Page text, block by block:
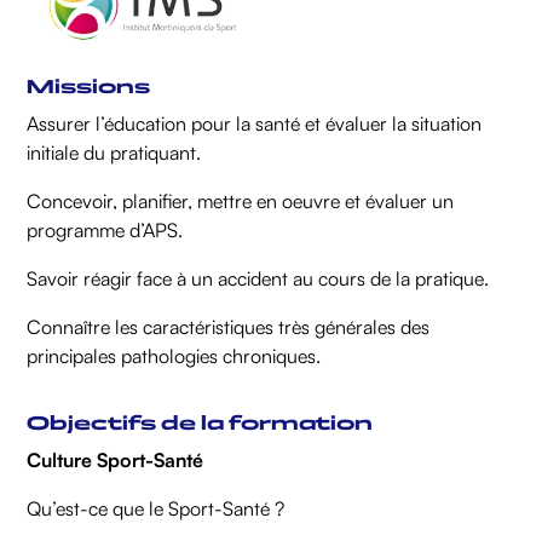
Missions
Assurer l’éducation pour la santé et évaluer la situation
initiale du pratiquant.
Concevoir, planifier, mettre en oeuvre et évaluer un
programme d’APS.
Savoir réagir face à un accident au cours de la pratique.
Connaître les caractéristiques très générales des
principales pathologies chroniques.
Objectifs de la formation
Culture Sport-Santé
Qu’est-ce que le Sport-Santé ?